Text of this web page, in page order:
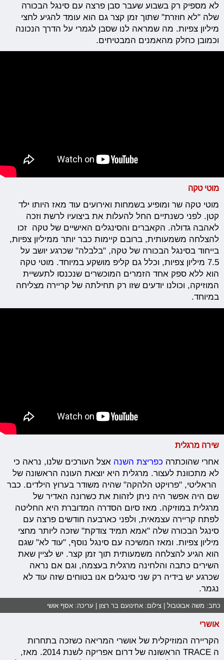
לא מספיק רק בשבוע שעבר סבן פרצה עם סינגל הבכורה
שלה "לא חוזרת" שתוך זמן קצר גם הוא עומד להגיע לחצי
מיליון צפיות. מה שמראה לנו שסבן לגמרי על הדרך הנכונה
וכמובן כחלק מהאמנים המבטיחים.
מוטי טקה
מוטי טקה שר ומופיע בשמחות ואירועים עוד מאז היותו ילד
קטן. לפני כשנתיים החל להעלות את ביצועיו לרשת וזכה
לאהבה גדולה. הקאברים והסינגלים האישיים של טקה זכו
להצלחה משמעותית, ברובם קיימות כבר יותר ממיליון צפיות,
בייחוד בסינגל הבכורה של טקה, "בלבלה" שכרגע יושב על
7.5 מיליון צפיות, וכלל גם קליפ מושקע במיוחד. מוטי טקה
הוא ללא ספק אחד הזמרים המוכשרים שנכנסו לתעשיית
המוזיקה, וכולנו יודעים שזו רק תחילתה של קריירה מצליחה
במיוחד.
שירה מרגלית
אחרי שהוכתרה כפריצת השנה אצל העורכים שלנו, נראה כי
לא מתכוונת לעצור. מרגלית היא יוצאת העונה הראשונה של
הראליטי, "פרויקט הלהקה" שהיה משודר בערוץ הילדים. כבר
שם היה אפשר היה ניתן לזהות את כשרונה האדיר של
מרגלית במוזיקה. מאז סיום הסדרה המדוברת היא החליטה
לפתח קריירה עצמאית, ולפני כארבעה חודשים פרצה עם
סינגל הבכורה שלה "אמא תמיד צודקת" שזכה ליותר מחצי
מיליון צפיות. ומאז המשיכה עם סינגל נוסף, "עוד לא" שגם
הוא הגיע להצלחה משמעותית תוך זמן קצר. יש לציין שאת
השירים כתבה והלחינה מרגלית בעצמה, וגם אם נראה
שכרגע יש בידיה רק שני סינגלים אנו בטוחים שזה עוד לא
נגמר.
כתב: משה אבוטבול | צילום: אחינועם בר רצון | עריכה: אסף אושי
אושרי
הקריירה המוזיקלית של אושרי המריאה כשזכה בתחרות
ה TRACE הראשונה של דרום אפריקה לשנת 2014. מאז,